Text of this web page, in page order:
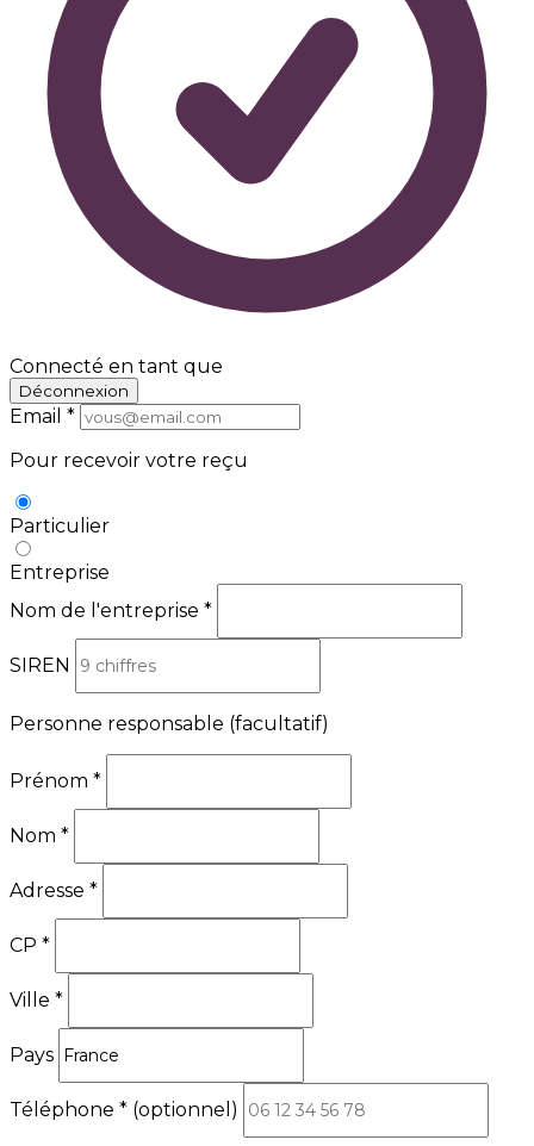
Connecté en tant que
Déconnexion
Email *
Pour recevoir votre reçu
Particulier
Entreprise
Nom de l'entreprise *
SIREN
Personne responsable (facultatif)
Prénom *
Nom *
Adresse *
CP *
Ville *
Pays
Téléphone * (optionnel)